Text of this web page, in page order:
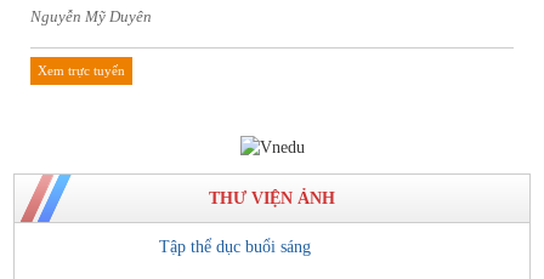
Nguyễn Mỹ Duyên
Xem trực tuyến
THƯ VIỆN ẢNH
Tập thể dục buổi sáng